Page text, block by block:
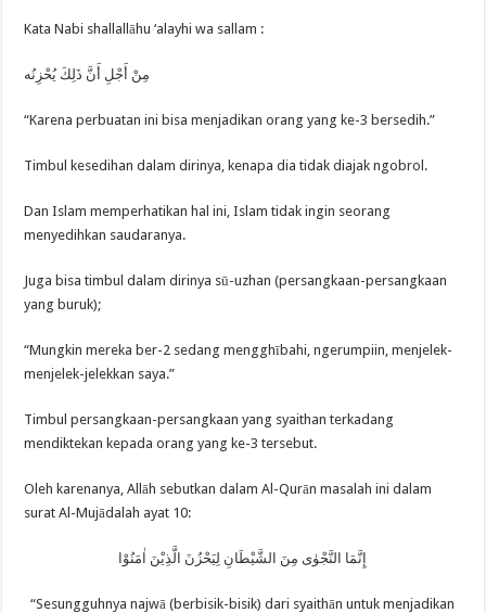
Kata Nabi shallallāhu ‘alayhi wa sallam :
مِنْ أَجْلِ أَنَّ ذَلِكَ يُحْزِنُه
“Karena perbuatan ini bisa menjadikan orang yang ke-3 bersedih.”
Timbul kesedihan dalam dirinya, kenapa dia tidak diajak ngobrol.
Dan Islam memperhatikan hal ini, Islam tidak ingin seorang
menyedihkan saudaranya.
Juga bisa timbul dalam dirinya sū-uzhan (persangkaan-persangkaan
yang buruk);
“Mungkin mereka ber-2 sedang mengghībahi, ngerumpiin, menjelek-
menjelek-jelekkan saya.”
Timbul persangkaan-persangkaan yang syaithan terkadang
mendiktekan kepada orang yang ke-3 tersebut.
Oleh karenanya, Allāh sebutkan dalam Al-Qurān masalah ini dalam
surat Al-Mujādalah ayat 10:
إِنَّمَا النَّجْوٰى مِنَ الشَّيْطَانِ لِيَحْزُنَ الَّذِيْنَ اٰمَنُوْا
“Sesungguhnya najwā (berbisik-bisik) dari syaithān untuk menjadikan